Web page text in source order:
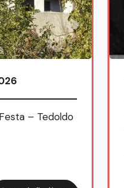
– Tedoldo